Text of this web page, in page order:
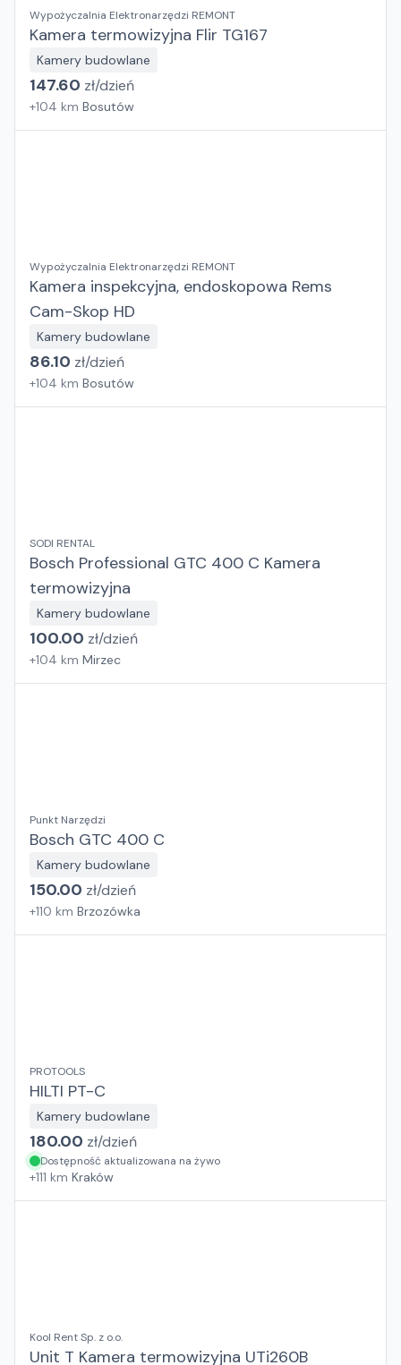
Wypożyczalnia Elektronarzędzi REMONT
Kamera termowizyjna Flir TG167
Kamery budowlane
147.60 zł/dzień
+104 km Bosutów
Wypożyczalnia Elektronarzędzi REMONT
Kamera inspekcyjna, endoskopowa Rems
Cam-Skop HD
Kamery budowlane
86.10 zł/dzień
+104 km Bosutów
SODI RENTAL
Bosch Professional GTC 400 C Kamera
termowizyjna
Kamery budowlane
100.00 zł/dzień
+104 km Mirzec
Punkt Narzędzi
Bosch GTC 400 C
Kamery budowlane
150.00 zł/dzień
+110 km Brzozówka
PROTOOLS
HILTI PT-C
Kamery budowlane
180.00 zł/dzień
Dostępność aktualizowana na żywo
+111 km Kraków
Kool Rent Sp. z o.o.
Unit T Kamera termowizyjna UTi260B